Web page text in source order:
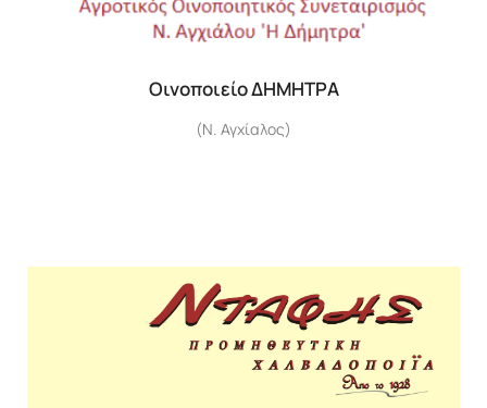
Οινοποιείο ΔΗΜΗΤΡΑ
(Ν. Αγχίαλος)